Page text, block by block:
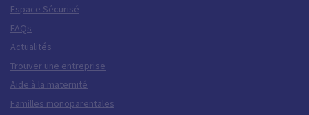
Espace Sécurisé
FAQs
Actualités
Trouver une entreprise
Aide à la maternité
Familles monoparentales